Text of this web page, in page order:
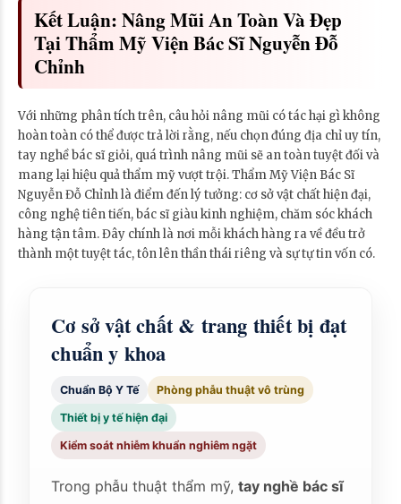
Kết Luận: Nâng Mũi An Toàn Và Đẹp
Tại Thẩm Mỹ Viện Bác Sĩ Nguyễn Đỗ
Chỉnh
Với những phân tích trên, câu hỏi nâng mũi có tác hại gì không
hoàn toàn có thể được trả lời rằng, nếu chọn đúng địa chỉ uy tín,
tay nghề bác sĩ giỏi, quá trình nâng mũi sẽ an toàn tuyệt đối và
mang lại hiệu quả thẩm mỹ vượt trội. Thẩm Mỹ Viện Bác Sĩ
Nguyễn Đỗ Chỉnh là điểm đến lý tưởng: cơ sở vật chất hiện đại,
công nghệ tiên tiến, bác sĩ giàu kinh nghiệm, chăm sóc khách
hàng tận tâm. Đây chính là nơi mỗi khách hàng ra về đều trở
thành một tuyệt tác, tôn lên thần thái riêng và sự tự tin vốn có.
Cơ sở vật chất & trang thiết bị đạt
chuẩn y khoa
Chuẩn Bộ Y Tế Phòng phẫu thuật vô trùng
Thiết bị y tế hiện đại
Kiểm soát nhiễm khuẩn nghiêm ngặt
Trong phẫu thuật thẩm mỹ,tay nghề bác sĩ